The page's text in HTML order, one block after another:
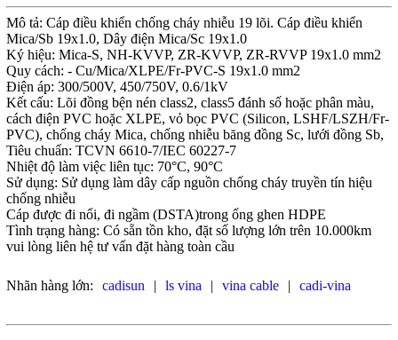
Mô tả: Cáp điều khiển chống cháy nhiễu 19 lõi. Cáp điều khiển
Mica/Sb 19x1.0, Dây điện Mica/Sc 19x1.0
Ký hiệu: Mica-S, NH-KVVP, ZR-KVVP, ZR-RVVP 19x1.0 mm2
Quy cách: - Cu/Mica/XLPE/Fr-PVC-S 19x1.0 mm2
Điện áp: 300/500V, 450/750V, 0.6/1kV
Kết cấu: Lõi đồng bện nén class2, class5 đánh số hoặc phân màu,
cách điện PVC hoặc XLPE, vỏ bọc PVC (Silicon, LSHF/LSZH/Fr-
PVC), chống cháy Mica, chống nhiễu băng đồng Sc, lưới đồng Sb,
Tiêu chuẩn: TCVN 6610-7/IEC 60227-7
Nhiệt độ làm việc liên tục: 70°C, 90°C
Sử dụng: Sử dụng làm dây cấp nguồn chống cháy truyền tín hiệu
chống nhiễu
Cáp được đi nổi, đi ngầm (DSTA)trong ống ghen HDPE
Tình trạng hàng: Có sẵn tồn kho, đặt số lượng lớn trên 10.000km
vui lòng liên hệ tư vấn đặt hàng toàn cầu
Nhãn hàng lớn: cadisun | ls vina | vina cable | cadi-vina